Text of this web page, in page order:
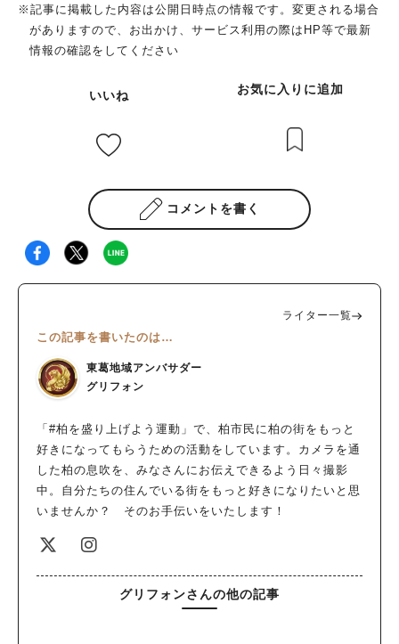
※記事に掲載した内容は公開日時点の情報です。変更される場合
がありますので、お出かけ、サービス利用の際はHP等で最新
情報の確認をしてください
いいね お気に入りに追加
コメントを書く
ライター一覧
この記事を書いたのは…
東葛地域アンバサダー
グリフォン
「#柏を盛り上げよう運動」で、柏市民に柏の街をもっと
好きになってもらうための活動をしています。カメラを通
した柏の息吹を、みなさんにお伝えできるよう日々撮影
中。自分たちの住んでいる街をもっと好きになりたいと思
いませんか？ そのお手伝いをいたします！
グリフォンさんの他の記事